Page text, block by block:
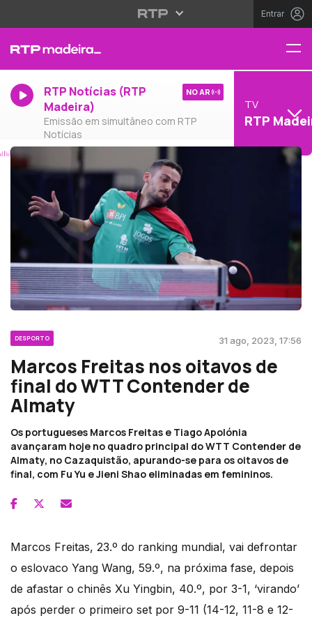
Entrar
RTP Notícias (RTP
Madeira)
Emissão em simultâneo com RTP
Notícias
NO AR
TV
RTP
DESPORTO 31 ago, 2023, 17:56
Marcos Freitas nos oitavos de
final do WTT Contender de
Almaty
Os portugueses Marcos Freitas e Tiago Apolónia
avançaram hoje no quadro principal do WTT Contender de
Almaty, no Cazaquistão, apurando-se para os oitavos de
final, com Fu Yu e Jieni Shao eliminadas em femininos.
Marcos Freitas, 23.º do ranking mundial, vai defrontar
o eslovaco Yang Wang, 59.º, na próxima fase, depois
de afastar o chinês Xu Yingbin, 40.º, por 3-1, ‘virando’
após perder o primeiro set por 9-11 (14-12, 11-8 e 12-